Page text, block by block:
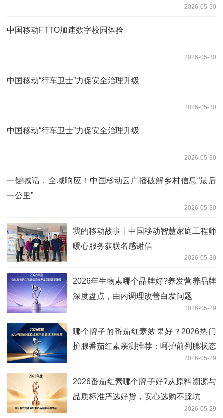
2026-05-30
中国移动FTTO加速数字校园体验
2026-05-30
中国移动“行车卫士”力促安全治理升级
2026-05-30
中国移动“行车卫士”力促安全治理升级
2026-05-30
一键喊话，全域响应！中国移动云广播破解乡村信息“最后
一公里”
2026-05-30
我的移动故事丨中国移动智慧家庭工程师
暖心服务获联名感谢信
2026-05-30
2026年生物素哪个品牌好?养发营养品牌
深度盘点，由内调理改善白发问题
2026-05-29
哪个牌子的番茄红素效果好？2026热门
护腺番茄红素亲测推荐：呵护前列腺状态
2026-05-29
2026番茄红素哪个牌子好?从原料溯源与
品质标准严选好货，安心选购不踩坑
2026-05-29